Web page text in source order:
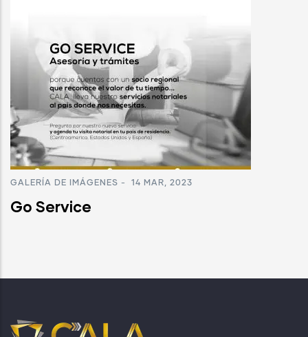
GALERÍA DE IMÁGENES - 14 MAR, 2023
Go Service